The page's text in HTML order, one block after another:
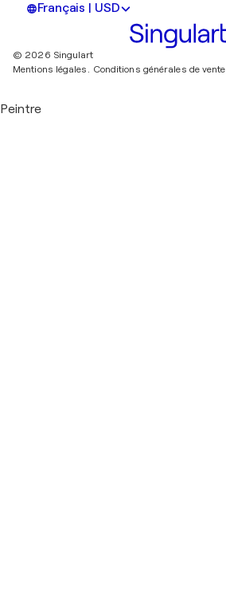
Français | USD
© 2026 Singulart
Mentions légales. Conditions générales de vente
Peintre